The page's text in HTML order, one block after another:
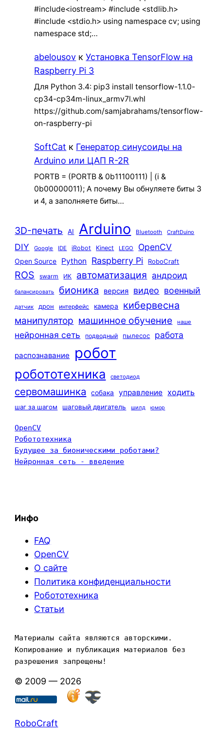
#include<iostream> #include <stdlib.h>
#include <stdio.h> using namespace cv; using
namespace std;…
abelousov кУстановка TensorFlow на
Raspberry Pi 3
Для Python 3.4: pip3 install tensorflow-1.1.0-
cp34-cp34m-linux_armv7l.whl
https://github.com/samjabrahams/tensorflow-
on-raspberry-pi
SoftCat к Генератор синусоиды на
Arduino или ЦАП R-2R
PORTB = (PORTB & 0b11100111) | (i &
0b00000011); А почему Вы обнуляете биты 3
и 4, а заполняете биты…
3D-печать AI Arduino Bluetooth CraftDuino
DIY Google IDE iRobot Kinect LEGO OpenCV
Open Source Python Raspberry Pi RoboCraft
ROS swarm ИК автоматизация андроид
балансировать бионика версия видео военный
датчик дрон интерфейс камера кибервесна
манипулятор машинное обучение наше
нейронная сеть подводный пылесос работа
распознавание робот
робототехника светодиод
сервомашинка собака управление ходить
шаг за шагом шаговый двигатель шилд юмор
OpenCV
Робототехника
Будущее за бионическими роботами?
Нейронная сеть - введение
Инфо
FAQ
OpenCV
О сайте
Политика конфиденциальности
Робототехника
Статьи
Материалы сайта являются авторскими.
Копирование и публикация материалов без
разрешения запрещены!
© 2009 — 2026
RoboCraft